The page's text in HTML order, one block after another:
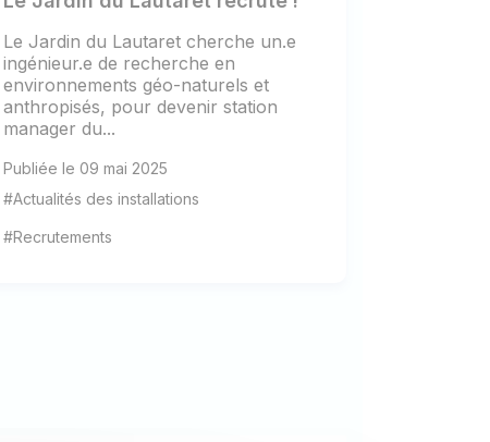
Le Jardin du Lautaret cherche un.e
ingénieur.e de recherche en
environnements géo-naturels et
anthropisés, pour devenir station
manager du...
Publiée le 09 mai 2025
#Actualités des installations
#Recrutements